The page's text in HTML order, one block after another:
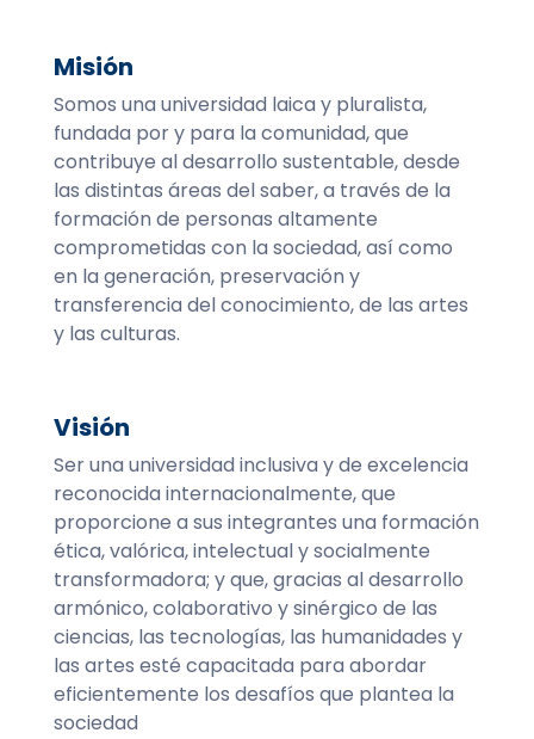
Misión
Somos una universidad laica y pluralista,
fundada por y para la comunidad, que
contribuye al desarrollo sustentable, desde
las distintas áreas del saber, a través de la
formación de personas altamente
comprometidas con la sociedad, así como
en la generación, preservación y
transferencia del conocimiento, de las artes
y las culturas.
Visión
Ser una universidad inclusiva y de excelencia
reconocida internacionalmente, que
proporcione a sus integrantes una formación
ética, valórica, intelectual y socialmente
transformadora; y que, gracias al desarrollo
armónico, colaborativo y sinérgico de las
ciencias, las tecnologías, las humanidades y
las artes esté capacitada para abordar
eficientemente los desafíos que plantea la
sociedad